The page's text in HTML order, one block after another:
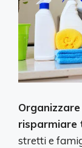
risparmiare
stretti e